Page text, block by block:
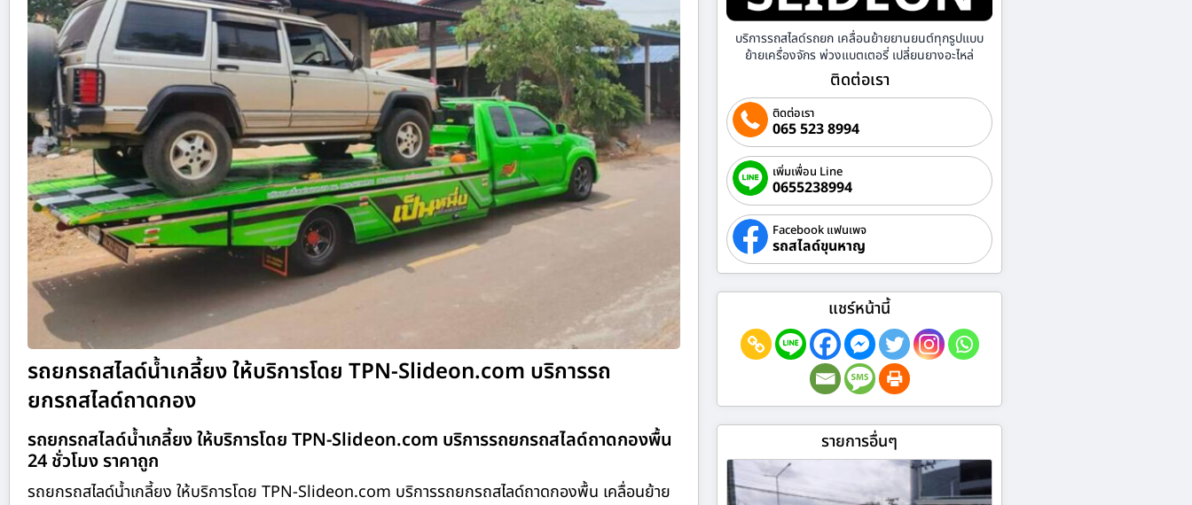
รถยกรถสไลด์น้ำเกลี้ยง ให้บริการโดย TPN-Slideon.com บริการรถ
ยกรถสไลด์ถาดกอง
รถยกรถสไลด์น้ำเกลี้ยง ให้บริการโดย TPN-Slideon.com บริการรถยกรถสไลด์ถาดกองพื้น
24 ชั่วโมง ราคาถูก
รถยกรถสไลด์น้ำเกลี้ยง ให้บริการโดย TPN-Slideon.com บริการรถยกรถสไลด์ถาดกองพื้น เคลื่อนย้าย
บริการรถสไลด์รถยก เคลื่อนย้ายยานยนต์ทุกรูปแบบ
ย้ายเครื่องจักร พ่วงแบตเตอรี่ เปลี่ยนยางอะไหล่
ติดต่อเรา
ติดต่อเรา
065 523 8994
เพิ่มเพื่อน Line
0655238994
Facebook แฟนเพจ
รถสไลด์ขุนหาญ
แชร์หน้านี้
รายการอื่นๆ